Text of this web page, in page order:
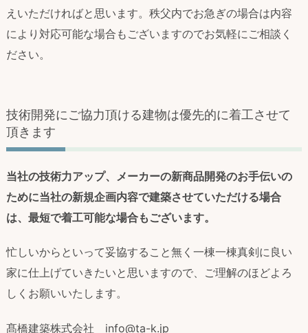
えいただければと思います。秩父内でお急ぎの場合は内容
により対応可能な場合もございますのでお気軽にご相談く
ださい。
技術開発にご協力頂ける建物は優先的に着工させて
頂きます
当社の技術力アップ、メーカーの新商品開発のお手伝いの
ために当社の新規企画内容で建築させていただける場合
は、最短で着工可能な場合もございます。
忙しいからといって妥協すること無く一棟一棟真剣に良い
家に仕上げていきたいと思いますので、ご理解のほどよろ
しくお願いいたします。
髙橋建築株式会社 info@ta-k.jp